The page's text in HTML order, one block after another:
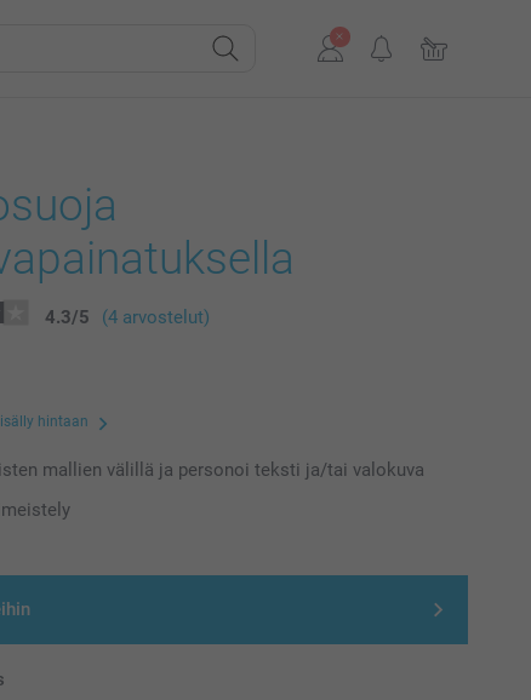
4.3/5 (4 arvostelut)
hintaan
mallien välillä ja personoi teksti ja/tai valokuva